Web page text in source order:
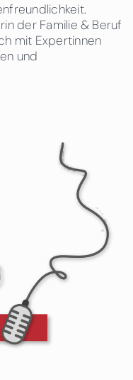
der Familie & Beruf
mit Expertinnen
und